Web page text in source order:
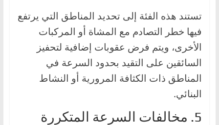
تستند هذه الفئة إلى تحديد المناطق التي يرتفع
فيها خطر التصادم مع المشاة أو المركبات
الأخرى، ويتم فرض عقوبات إضافية لتحفيز
السائقين على التقيد بحدود السرعة في
المناطق ذات الكثافة المرورية أو النشاط
البنائي.
5. مخالفات السرعة المتكررة